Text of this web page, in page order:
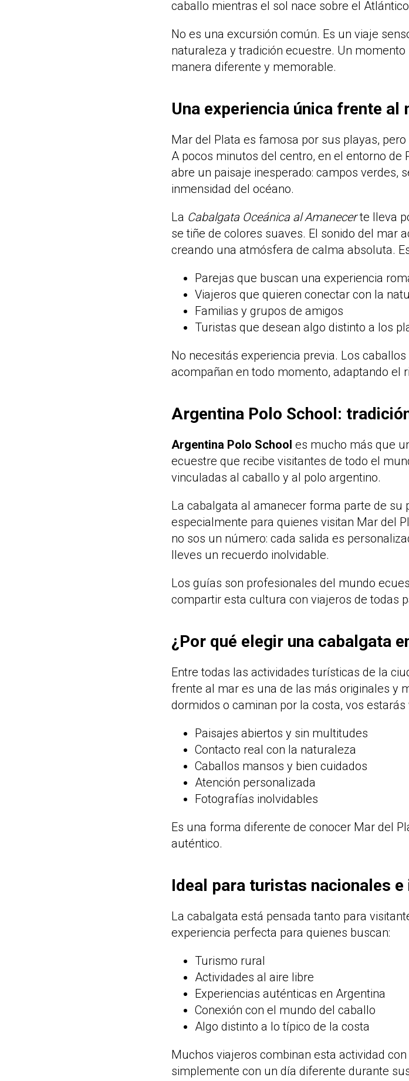
caballo mientras el sol nace sobre el
No es una excursión común. Es un viaje
naturaleza y tradición ecuestre. Un
manera diferente y memorable.
Una experiencia única frente al
Mar del Plata es famosa por sus playas,
A pocos minutos del centro, en el entorno de
abre un paisaje inesperado: campos verdes,
inmensidad del océano.
La Cabalgata Oceánica al Amanecerte lleva
se tiñe de colores suaves. El sonido del mar
creando una atmósfera de calma absoluta.
Parejas que buscan una experiencia
Viajeros que quieren conectar con la
Familias y grupos de amigos
Turistas que desean algo distinto a los
No necesitás experiencia previa. Los
acompañan en todo momento, adaptando el
Argentina Polo School:
Argentina Polo School es mucho más que
ecuestre que recibe visitantes de todo el
vinculadas al caballo y al polo argentino.
La cabalgata al amanecer forma parte de su
especialmente para quienes visitan Mar del
no sos un número: cada salida es
lleves un recuerdo inolvidable.
Los guías son profesionales del mundo
compartir esta cultura con viajeros de todas
¿Por qué elegir una cabalgata
Entre todas las actividades turísticas de la
frente al mar es una de las más originales y
dormidos o caminan por la costa, vos
Paisajes abiertos y sin multitudes
Contacto real con la naturaleza
Caballos mansos y bien cuidados
Atención personalizada
Fotografías inolvidables
Es una forma diferente de conocer Mar del
auténtico.
Ideal para turistas nacionales
La cabalgata está pensada tanto para
experiencia perfecta para quienes buscan:
Turismo rural
Actividades al aire libre
Experiencias auténticas en Argentina
Conexión con el mundo del caballo
Algo distinto a lo típico de la costa
Muchos viajeros combinan esta actividad
simplemente con un día diferente durante